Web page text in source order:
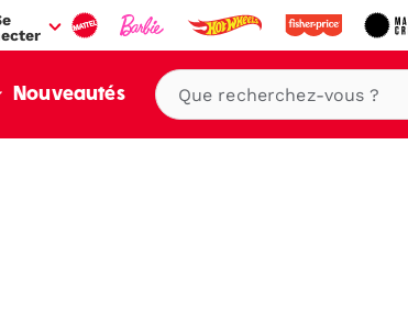
Nouveautés